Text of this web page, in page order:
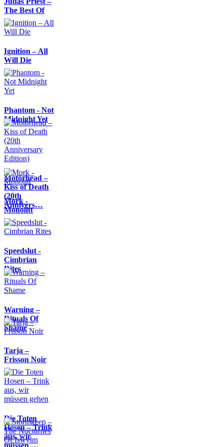
The Best Of
Ignition – All
Will Die
Phantom - Not
Midnight Yet
Motörhead –
Kiss of Death
(20th
Annivers…
Mork -
Monolitt
Speedslut -
Cimbrian
Rites
Warning –
Rituals Of
Shame
Tarja –
Frisson Noir
Die Toten
Hosen – Trink
aus, wir
müssen …